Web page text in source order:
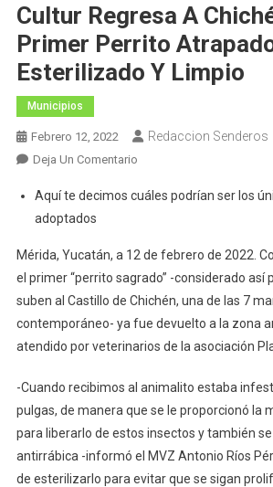
Cultur Regresa A
Primer Perrito
Esterilizado Y Limpio
Municipios
Febrero 12, 2022 Redaccion Senderos
Deja Un ComentarioEn
Regresa
Itzá,
Al
Primer
Perrito
Atrapado
Y
Limpio
Aquí te decimos cuáles podrían ser los
adoptados
Mérida, Yucatán, a 12 de febrero de 2022.
el primer “perrito sagrado” -considerado así
suben al Castillo de Chichén, una de las 7
contemporáneo- ya fue devuelto a la zona
atendido por veterinarios de la asociación
-Cuando recibimos al animalito estaba
pulgas, de manera que se le proporcionó la
para liberarlo de estos insectos y también
antirrábica -informó el MVZ Antonio Ríos
de esterilizarlo para evitar que se sigan